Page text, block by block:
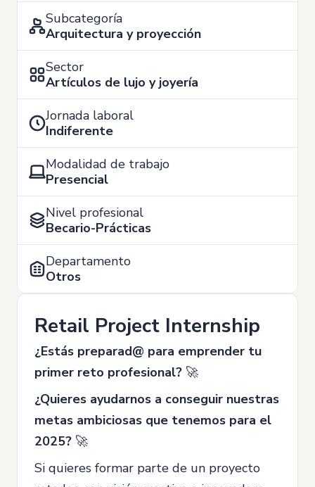
Subcategoría
Arquitectura y proyección
Sector
Artículos de lujo y joyería
Jornada laboral
Indiferente
Modalidad de trabajo
Presencial
Nivel profesional
Becario-Prácticas
Departamento
Otros
Retail Project Internship
¿Estás preparad@ para emprender tu
primer reto profesional? 🚀
¿Quieres ayudarnos a conseguir nuestras
metas ambiciosas que tenemos para el
2025? 🚀
Si quieres formar parte de un proyecto